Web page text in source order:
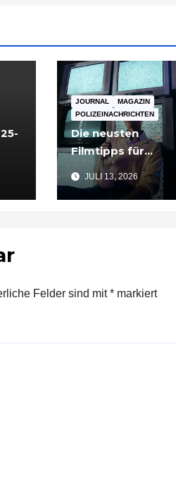
JOURNAL
MAGAZIN
POLIZEINACHRICHTEN
Die neusten
Filmtipps für
Sommerabende
JULI 13, 2026
Felder sind mit* markiert